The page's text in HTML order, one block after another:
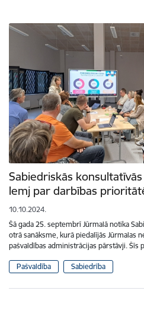
Sabiedriskās
lemj par darbības
10.10.2024.
Šā gada 25. septembrī Jūrmalā notika
otrā sanāksme, kurā piedalījās Jūrmalas
pašvaldības administrācijas pārstāvji. Šīs
Pašvaldība Sabiedrība